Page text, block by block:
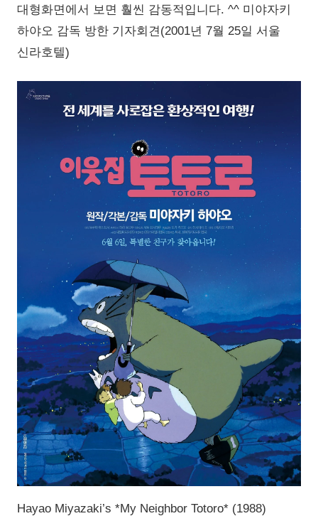
대형화면에서 보면 훨씬 감동적입니다. ^^ 미야자키
하야오 감독 방한 기자회견(2001년 7월 25일 서울
신라호텔)
Hayao Miyazaki’s *My Neighbor Totoro* (1988)